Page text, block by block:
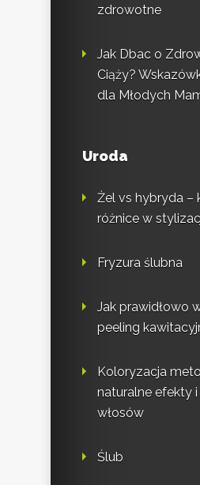
zdrowotne
Jak Dbac o
Ciąży?
dla Młodych
Uroda
Żel vs hybryda –
różnice w
Fryzura ślubna
Jak prawidłowo
peeling
Koloryzacja
naturalne efekty
włosów
Ślub